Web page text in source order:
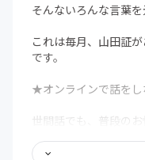
そんないろんな言葉を
これは毎月、山田証
です。
★オンラインで話をし
世間話でも、普段の